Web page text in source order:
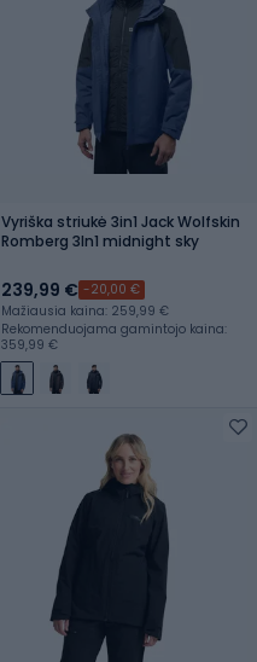
Vyriška striukė 3in1 Jack Wolfskin
Romberg 3In1 midnight sky
239,99 € -20,00 €
Mažiausia kaina: 259,99 €
Rekomenduojama gamintojo kaina:
359,99 €